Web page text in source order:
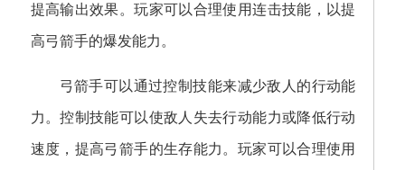
提高输出效果。玩家可以合理使用连击技能，以提
高弓箭手的爆发能力。
弓箭手可以通过控制技能来减少敌人的行动能
力。控制技能可以使敌人失去行动能力或降低行动
速度，提高弓箭手的生存能力。玩家可以合理使用